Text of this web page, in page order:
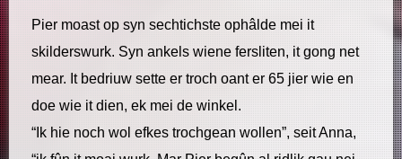
Pier moast op syn sechtichste ophâlde mei it
skilderswurk. Syn ankels wiene fersliten, it gong net
mear. It bedriuw sette er troch oant er 65 jier wie en
doe wie it dien, ek mei de winkel.
“Ik hie noch wol efkes trochgean wollen”, seit Anna,